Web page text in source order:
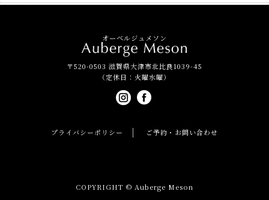
オーベルジュメソン
〒520-0503 滋賀県大津市北比良1039-45
（定休日：火曜水曜）
プライバシーポリシー ご予約・お問い合わせ
COPYRIGHT © Auberge Meson